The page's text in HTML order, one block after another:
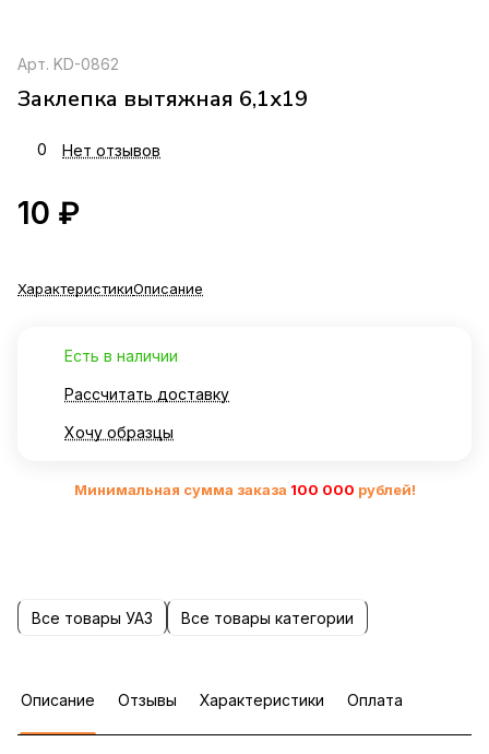
Арт. KD-0862
Заклепка вытяжная 6,1х19
0 Нет отзывов
10 ₽
ХарактеристикиОписание
Есть в наличии
Рассчитать доставку
Хочу образцы
Минимальная сумма заказа 100 000 рублей!
Все товары УАЗ Все товары категории
Описание Отзывы Характеристики Оплата